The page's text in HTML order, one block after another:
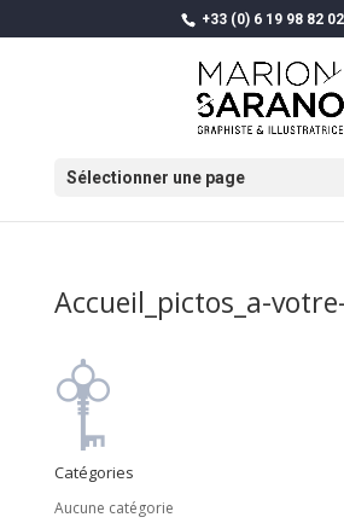
+33 (0) 6 19 98 82 02
Sélectionner une page
Accueil_pictos_a-
Catégories
Aucune catégorie